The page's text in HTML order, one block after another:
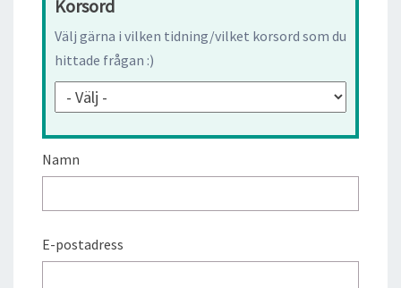
Korsord
Välj gärna i vilken tidning/vilket korsord som du
hittade frågan :)
Namn
E-postadress